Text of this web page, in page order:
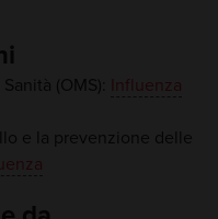
(OMS):
Influenza
e la prevenzione delle